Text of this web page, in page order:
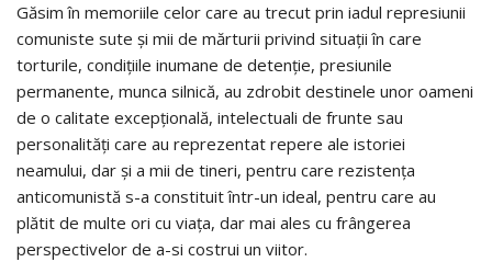
Găsim în memoriile celor care au trecut prin iadul represiunii
comuniste sute și mii de mărturii privind situații în care
torturile, condițiile inumane de detenție, presiunile
permanente, munca silnică, au zdrobit destinele unor oameni
de o calitate excepțională, intelectuali de frunte sau
personalități care au reprezentat repere ale istoriei
neamului, dar și a mii de tineri, pentru care rezistența
anticomunistă s-a constituit într-un ideal, pentru care au
plătit de multe ori cu viața, dar mai ales cu frângerea
perspectivelor de a-si costrui un viitor.